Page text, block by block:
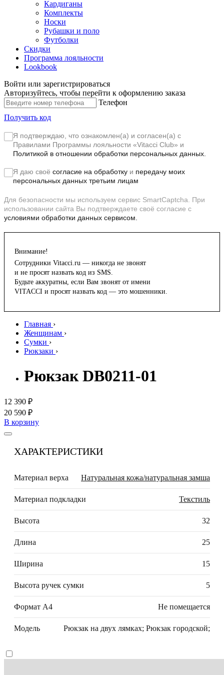
Кардиганы
Комплекты
Носки
Рубашки и поло
Футболки
Скидки
Программа лояльности
Lookbook
Войти или зарегистрироваться
Авторизуйтесь, чтобы перейти к оформлению заказа
Телефон
Получить код
Я подтверждаю, что ознакомлен(а) и согласен(а) с
Правилами Программы лояльности «Vitacci Club» и
Политикой в отношении обработки персональных данных.
Я даю своё согласие на обработку и передачу моих
персональных данных третьим лицам
Для безопасности мы используем сервис SmartCaptcha. При
использовании сайта Вы подтверждаете своё согласие с
условиями обработки данных сервисом.
Внимание!
Сотрудники Vitacci.ru — никогда не звонят
и не просят назвать код из SMS.
Будьте аккуратны, если Вам звонят от имени
VITACCI и просят назвать код — это мошенники.
Главная ›
Женщинам ›
Сумки ›
Рюкзаки ›
Рюкзак DB0211-01
12 390 ₽
20 590 ₽
В корзину
ХАРАКТЕРИСТИКИ
Материал верха Натуральная кожа/натуральная замша
Материал подкладки Текстиль
Высота 32
Длина 25
Ширина 15
Высота ручек сумки 5
Формат А4 Не помещается
Модель Рюкзак на двух лямках; Рюкзак городской;